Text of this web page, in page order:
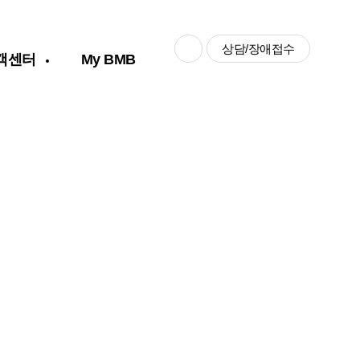
센터 My BMB
상담/장애접수